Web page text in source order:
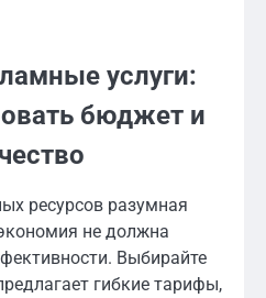
услуги:
бюджет и
ресурсов разумная
не должна
Выбирайте
гибкие тарифы,